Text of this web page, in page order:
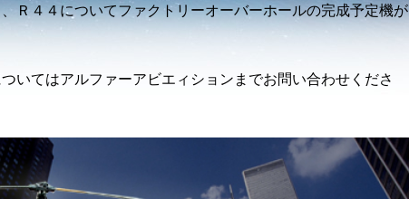
Ｒ４４についてファクトリーオーバーホールの完成予定機が
いてはアルファーアビエィションまでお問い合わせくださ